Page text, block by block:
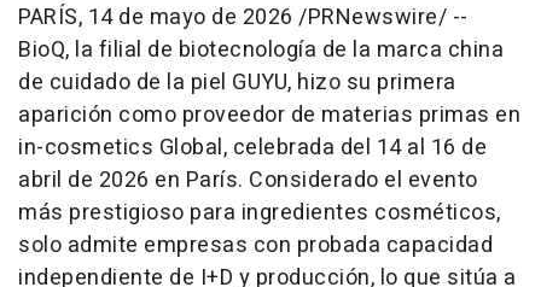
PARÍS, 14 de mayo de 2026 /PRNewswire/ --
BioQ, la filial de biotecnología de la marca china
de cuidado de la piel GUYU, hizo su primera
aparición como proveedor de materias primas en
in-cosmetics Global, celebrada del 14 al 16 de
abril de 2026 en París. Considerado el evento
más prestigioso para ingredientes cosméticos,
solo admite empresas con probada capacidad
independiente de I+D y producción, lo que sitúa a